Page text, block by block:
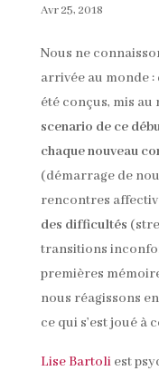
Avr 25, 2018
Nous ne
arrivée au monde
été conçus, mis
scenario de ce
chaque nouveau
(démarrage de
rencontres
des difficultés
transitions
premières
nous réagissons
ce qui s’est joué à
Lise Bartoliest